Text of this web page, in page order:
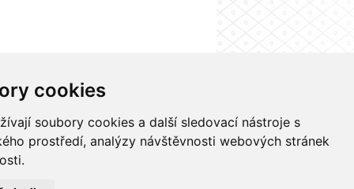
cookies
soubory cookies a další sledovací nástroje s
prostředí, analýzy návštěvnosti webových stránek
UK